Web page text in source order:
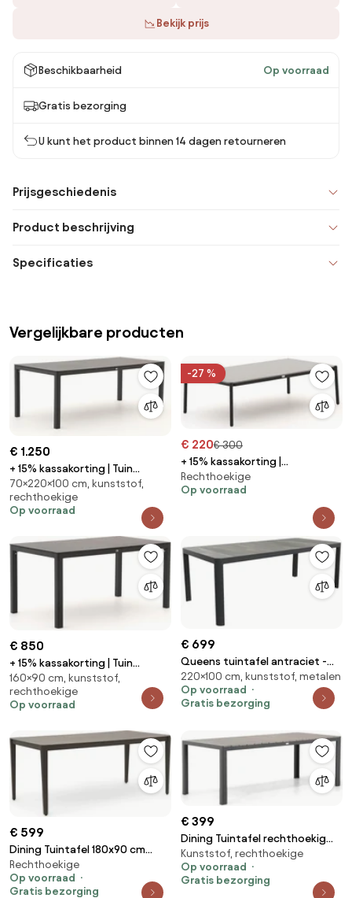
Bekijk prijs
Beschikbaarheid Op voorraad
Gratis bezorging
U kunt het product binnen 14 dagen retourneren
Prijsgeschiedenis
Product beschrijving
Specificaties
Vergelijkbare producten
€ 1.250
+ 15% kassakorting | Tuin
eettafel Bellagio | Rechthoekig |
Tuintafel Kunststof |
220x100cm | 6 personen | Kees
70×220×100 cm, kunststof,
rechthoekige
Op voorraad
-27 %
€ 220€ 300
+ 15% kassakorting |
Loungetafel Bellagio |
Rechthoekig | Tuintafel
Sintered stone | 130x70cm |
Rechthoekige
Op voorraad
€ 850
+ 15% kassakorting | Tuin
eettafel Bellagio | Rechthoekig |
Tuintafel Kunststof | 160x90cm
| 4 personen | Kees Smit
160×90 cm, kunststof,
rechthoekige
Op voorraad
€ 699
Queens tuintafel antraciet -
220 x 100 cm.
220×100 cm, kunststof, metalen
Op voorraad
Gratis bezorging
€ 599
Dining Tuintafel 180x90 cm
Taupe Livo
Rechthoekige
Op voorraad
Gratis bezorging
€ 399
Dining Tuintafel rechthoekig
217 x 92 cm Grijs Young
Kunststof, rechthoekige
Op voorraad
Gratis bezorging